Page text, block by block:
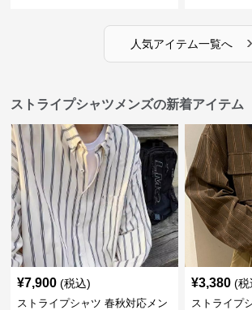
人気アイテム一覧へ ›
ストライプシャツメンズの新着アイテム
¥7,900 (税込)
ストライプシャツ 春秋対応メン
¥3,380 (税
ストライプ